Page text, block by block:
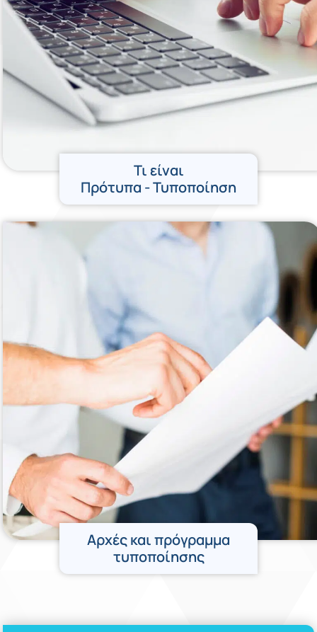
Τι είναι
Πρότυπα - Τυποποίηση
Αρχές και πρόγραμμα
τυποποίησης